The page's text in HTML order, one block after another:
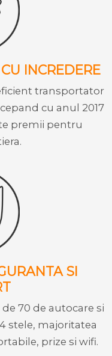
INCREDERE
transportator
cu anul 2017
premii pentru
SI
70 de autocare si
stele, majoritatea
prize si wifi.